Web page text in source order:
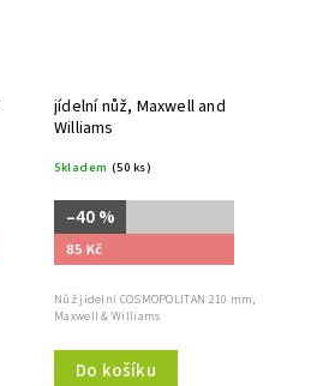
jídelní nůž, Maxwell and
Williams
Skladem (50 ks)
–40 %
85 Kč
Do košíku
Nůž jídelní COSMOPOLITAN 210 mm,
Maxwell & Williams